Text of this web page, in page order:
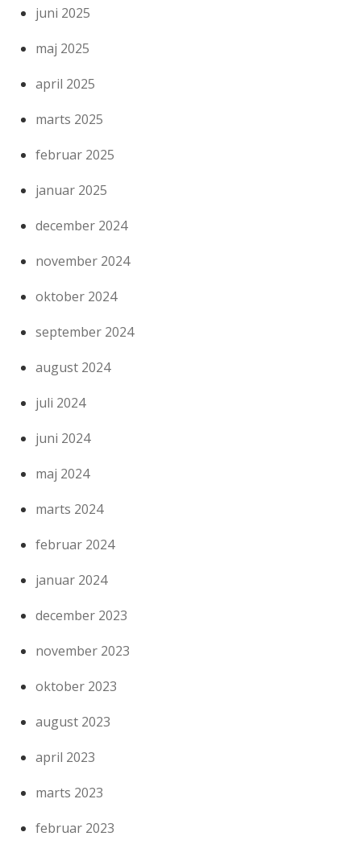
juni 2025
maj 2025
april 2025
marts 2025
februar 2025
januar 2025
december 2024
november 2024
oktober 2024
september 2024
august 2024
juli 2024
juni 2024
maj 2024
marts 2024
februar 2024
januar 2024
december 2023
november 2023
oktober 2023
august 2023
april 2023
marts 2023
februar 2023